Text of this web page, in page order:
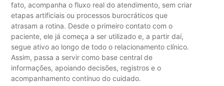
fato, acompanha o fluxo real do atendimento, sem criar
etapas artificiais ou processos burocráticos que
atrasam a rotina. Desde o primeiro contato com o
paciente, ele já começa a ser utilizado e, a partir daí,
segue ativo ao longo de todo o relacionamento clínico.
Assim, passa a servir como base central de
informações, apoiando decisões, registros e o
acompanhamento contínuo do cuidado.